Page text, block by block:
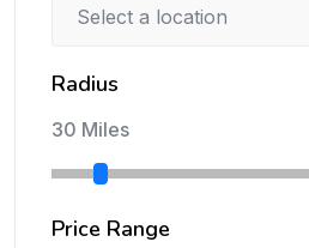
Radius
30 Miles
Price Range